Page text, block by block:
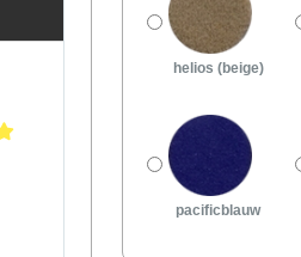
helios (beige)
pacificblauw